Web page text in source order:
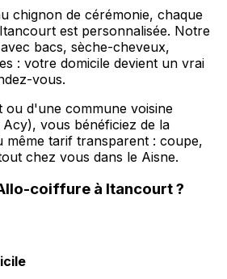
chignon de cérémonie, chaque
est personnalisée. Notre
bacs, sèche-cheveux,
: votre domicile devient un vrai
vous.
ou d'une commune voisine
vous bénéficiez de la
même tarif transparent : coupe,
chez vous dans le Aisne.
coiffure à Itancourt?